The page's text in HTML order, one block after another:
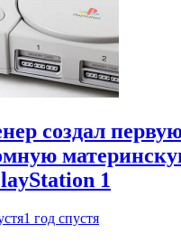
создал
1
1 год спустя